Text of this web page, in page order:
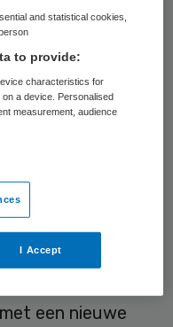
of andere
is een
de laatst
leven kan
duizenden
dat ze een
een nieuwe
and statistical cookies,
to provide:
characteristics for
a device. Personalised
measurement, audience
I Accept